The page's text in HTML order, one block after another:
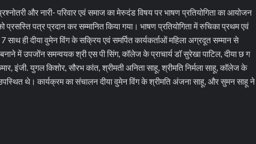
और नारी- परिवार एवं समाज का मेरुदंड विषय पर भाषण प्रतियोगिता का आयोजन
प्रसस्ति पत्र प्रदान कर सम्मानित किया गया। भाषण प्रतियोगिता में रुचिका प्रथम एवं
7 साथ ही दीया वुमेन विंग के सक्रिय एवं समर्पित कार्यकर्ताओं महिला अग्रदूत सम्मान से
में उपजोंन समन्वयक श्री एस पी सिंग, कॉलेज के प्राचार्य डॉ सुरेखा पाटिल, दीया छ ग
इंजी. युगल किशोर, सौरभ कांत, श्रीमती अनिता साहू, श्रीमति निर्मला साहू, कॉलेज के
उपस्थित थे। कार्यक्रम का संचालन दीया वुमेन विंग के श्रीमति अंजना साहू, और सुमन साहू ने